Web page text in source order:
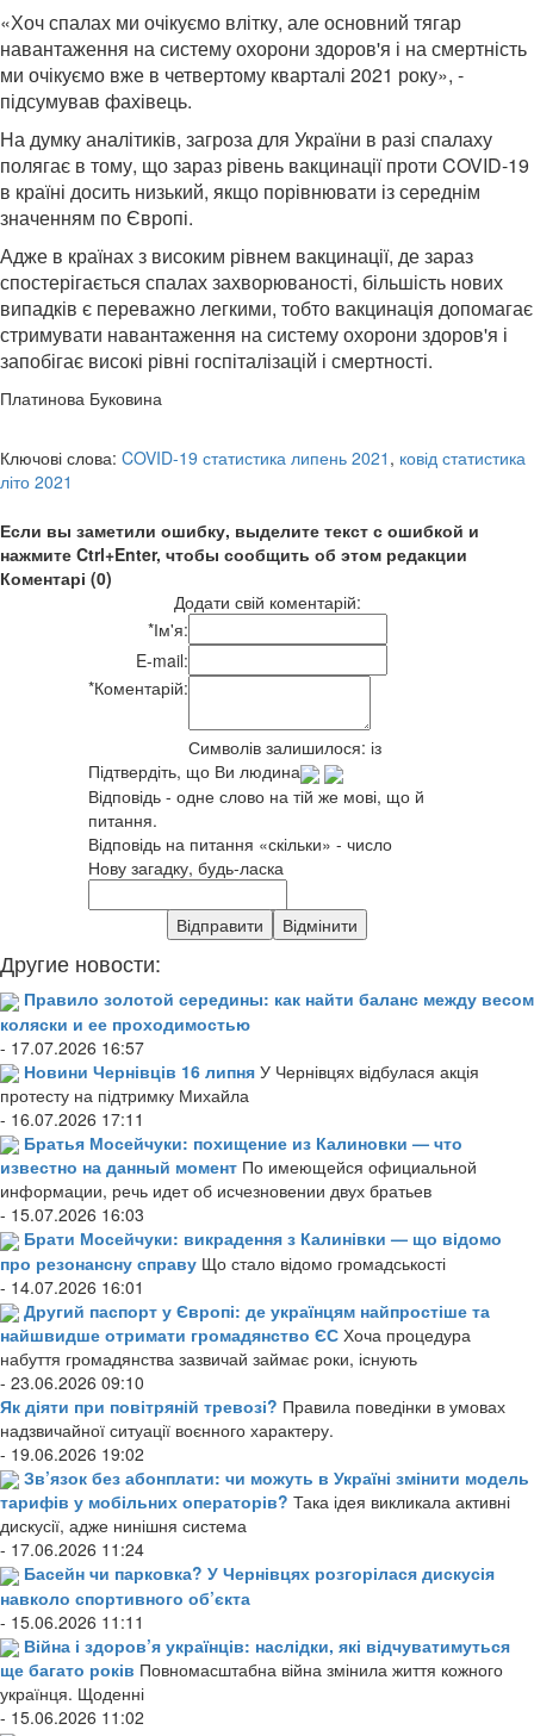
«Хоч спалах ми очікуємо влітку, але основний тягар
навантаження на систему охорони здоров'я і на смертність
ми очікуємо вже в четвертому кварталі 2021 року», -
підсумував фахівець.
На думку аналітиків, загроза для України в разі спалаху
полягає в тому, що зараз рівень вакцинації проти COVID-19
в країні досить низький, якщо порівнювати із середнім
значенням по Європі.
Адже в країнах з високим рівнем вакцинації, де зараз
спостерігається спалах захворюваності, більшість нових
випадків є переважно легкими, тобто вакцинація допомагає
стримувати навантаження на систему охорони здоров'я і
запобігає високі рівні госпіталізацій і смертності.
Платинова Буковина
Ключові слова: COVID-19 статистика липень 2021 , ковід статистика
літо 2021
Если вы заметили ошибку, выделите текст с ошибкой и
нажмите Ctrl+Enter, чтобы сообщить об этом редакции
Коментарі (0)
Додати свій коментарій:
*Ім'я:
E-mail:
*Коментарій:
Символів залишилося: із
Підтвердіть, що Ви людина
Відповідь - одне слово на тій же мові, що й
питання.
Відповідь на питання «скільки» - число
Нову загадку, будь-ласка
Другие новости:
Правило золотой середины: как найти баланс между весом
коляски и ее проходимостью
- 17.07.2026 16:57
Новини Чернівців 16 липня У Чернівцях відбулася акція
протесту на підтримку Михайла
- 16.07.2026 17:11
Братья Мосейчуки: похищение из Калиновки — что
известно на данный момент По имеющейся официальной
информации, речь идет об исчезновении двух братьев
- 15.07.2026 16:03
Брати Мосейчуки: викрадення з Калинівки — що відомо
про резонансну справу Що стало відомо громадськості
- 14.07.2026 16:01
Другий паспорт у Європі: де українцям найпростіше та
найшвидше отримати громадянство ЄС Хоча процедура
набуття громадянства зазвичай займає роки, існують
- 23.06.2026 09:10
Як діяти при повітряній тревозі? Правила поведінки в умовах
надзвичайної ситуації воєнного характеру.
- 19.06.2026 19:02
Зв’язок без абонплати: чи можуть в Україні змінити модель
тарифів у мобільних операторів? Така ідея викликала активні
дискусії, адже нинішня система
- 17.06.2026 11:24
Басейн чи парковка? У Чернівцях розгорілася дискусія
навколо спортивного об’єкта
- 15.06.2026 11:11
Війна і здоров’я українців: наслідки, які відчуватимуться
ще багато років Повномасштабна війна змінила життя кожного
українця. Щоденні
- 15.06.2026 11:02